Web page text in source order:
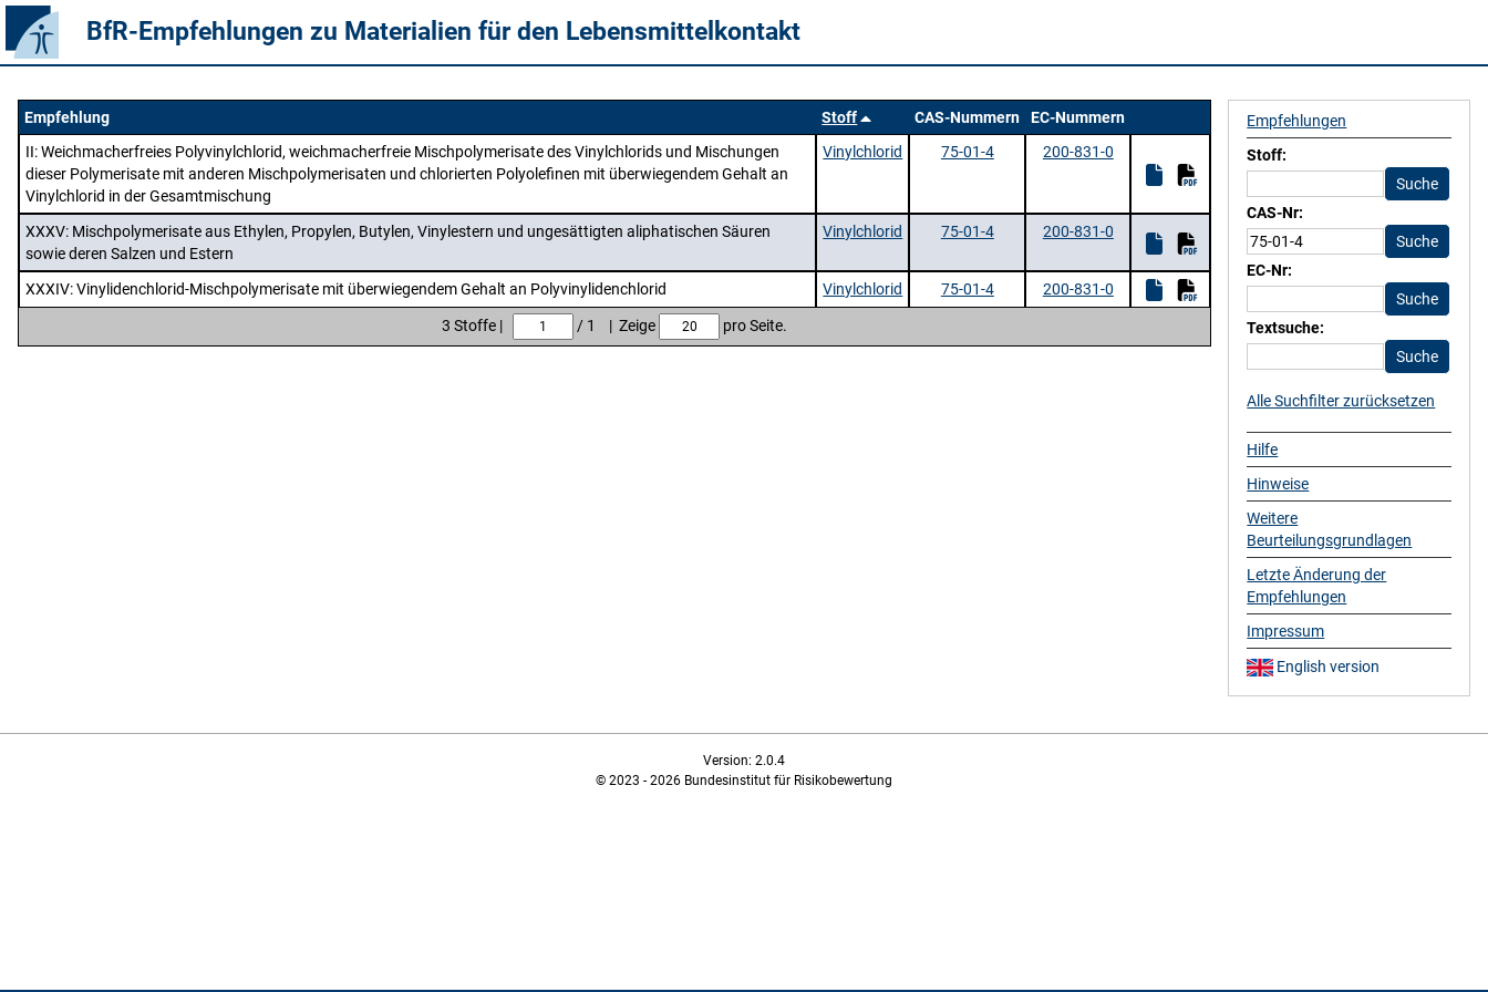
BfR-Empfehlungen zu Materialien für den Lebensmittelkontakt
Empfehlung Stoff CAS-Nummern
EC-Nummern
II: Weichmacherfreies Polyvinylchlorid, weichmacherfreie Mischpolymerisate des Vinylchlorids und Mischungen
dieser Polymerisate mit anderen Mischpolymerisaten und chlorierten Polyolefinen mit überwiegendem Gehalt an
Vinylchlorid in der Gesamtmischung
Vinylchlorid 75-01-4 200-831-0
XXXV: Mischpolymerisate aus Ethylen, Propylen, Butylen, Vinylestern und ungesättigten aliphatischen Säuren
sowie deren Salzen und Estern
Vinylchlorid 75-01-4 200-831-0
XXXIV: Vinylidenchlorid-Mischpolymerisate mit überwiegendem Gehalt an Polyvinylidenchlorid Vinylchlorid 75-01-4 200-831-0
3 Stoffe | / 1 | Zeige pro Seite.
Empfehlungen
Stoff:
CAS-Nr:
EC-Nr:
Textsuche:
Alle Suchfilter zurücksetzen
Hilfe
Hinweise
Weitere
Beurteilungsgrundlagen
Letzte Änderung der
Empfehlungen
Impressum
English version
Version: 2.0.4
© 2023 - 2026 Bundesinstitut für Risikobewertung